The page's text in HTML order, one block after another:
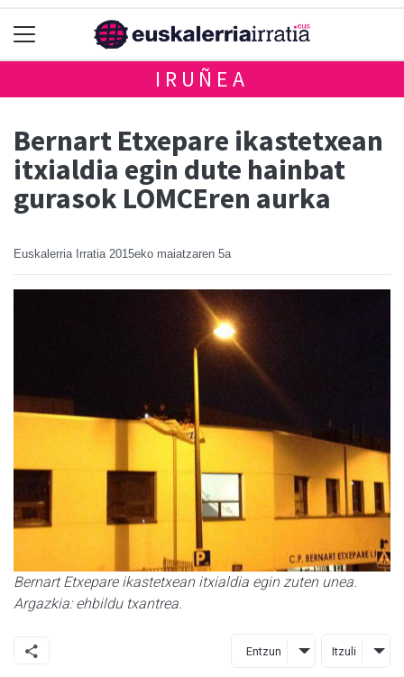
IRUÑEA
Bernart Etxepare ikastetxean
itxialdia egin dute hainbat
gurasok LOMCEren aurka
Euskalerria Irratia 2015eko maiatzaren 5a
Bernart Etxepare ikastetxean itxialdia egin zuten unea.
Argazkia: ehbildu txantrea.
Entzun Itzuli